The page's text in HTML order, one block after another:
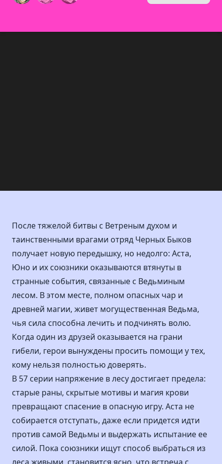
После тяжелой битвы с Ветреным духом и
таинственными врагами отряд Черных Быков
получает новую передышку, но недолго: Аста,
Юно и их союзники оказываются втянуты в
странные события, связанные с Ведьминым
лесом. В этом месте, полном опасных чар и
древней магии, живет могущественная Ведьма,
чья сила способна лечить и подчинять волю.
Когда один из друзей оказывается на грани
гибели, герои вынуждены просить помощи у тех,
кому нельзя полностью доверять.
В 57 серии напряжение в лесу достигает предела:
старые раны, скрытые мотивы и магия крови
превращают спасение в опасную игру. Аста не
собирается отступать, даже если придется идти
против самой Ведьмы и выдержать испытание ее
силой. Пока союзники ищут способ выбраться из